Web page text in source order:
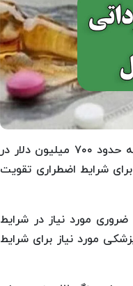
به گزارش سلامت نیوز به نقل از ایسنا، دکتر مهدی پیرصالحی اظهار کرد: سال گذشته حدود ۷۰۰ میلیون دلار در
شرایط اضطراری تقویت
در کشور، ۸۰۰ قلم داروی حیاتی و ضروری مورد نیاز در شرایط
تجهیزات و ملزومات پزشکی مورد نیاز برای شرایط